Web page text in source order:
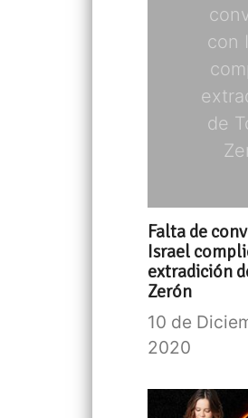
con
de
Falta de
Israel
extradición
Zerón
10 de
2020